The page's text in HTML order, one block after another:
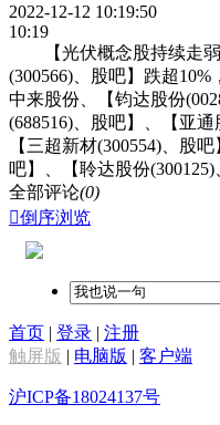
2022-12-12 10:19:50
10:19
【光伏概念股持续走弱
(300566)、股吧】跌超10%
中来股份、【钧达股份
(688516)、股吧】、【亚通
【三超新材(300554)、股
吧】、【聆达股份(300125)
全部评论(0)
倒序浏览
首页 | 登录 | 注册
触屏版 | 电脑版 | 客户端
沪ICP备18024137号